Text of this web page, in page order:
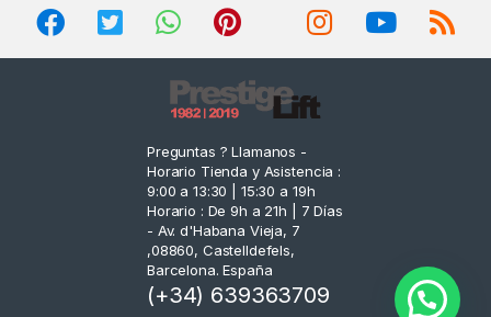
Preguntas ? Llamanos -
Horario Tienda y Asistencia :
9:00 a 13:30 | 15:30 a 19h
Horario : De 9h a 21h | 7 Días
- Av. d'Habana Vieja, 7
,08860, Castelldefels,
Barcelona. España
(+34) 639363709